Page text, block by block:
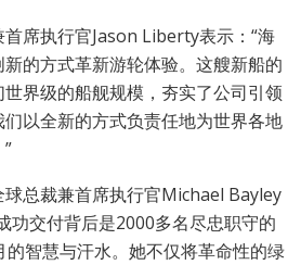
席执行官Jason Liberty表示：“海
的方式革新游轮体验。这艘新船的
界级的船舰规模，夯实了公司引领
以全新的方式负责任地为世界各地
总裁兼首席执行官Michael Bayley
功交付背后是2000多名尽忠职守的
智慧与汗水。她不仅将革命性的绿